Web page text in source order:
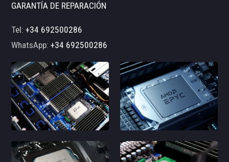
GARANTÍA DE REPARACIÓN
Tel:+34 692500286
WhatsApp:+34 692500286